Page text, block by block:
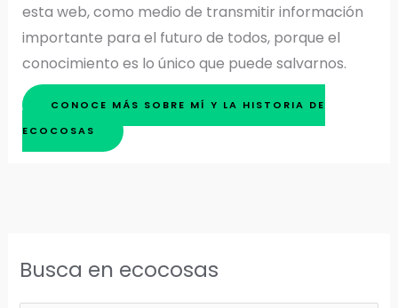
esta web, como medio de transmitir información
importante para el futuro de todos, porque el
conocimiento es lo único que puede salvarnos.
CONOCE MÁS SOBRE MÍ Y LA HISTORIA DE
ECOCOSAS
Busca en ecocosas